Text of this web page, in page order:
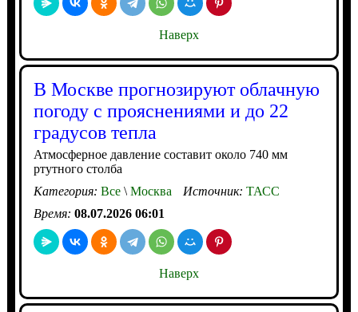
Наверх
В Москве прогнозируют облачную
погоду с прояснениями и до 22
градусов тепла
Атмосферное давление составит около 740 мм
ртутного столба
Категория: Все\Москва Источник: ТАСС
Время: 08.07.2026 06:01
Наверх